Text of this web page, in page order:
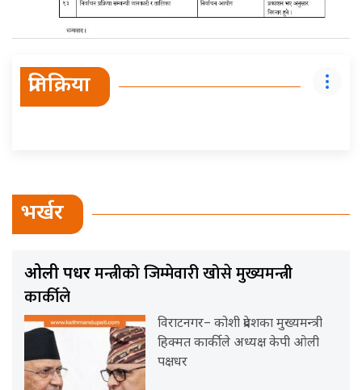
प्रतिक्रिया
भर्खर
ओली पक्षधरमन्त्रीको जिम्मेवारी खोसे मुख्यमन्त्री
कार्कीले
विराटनगर– कोशी प्रदेशका मुख्यमन्त्री
हिक्मत कार्कीले अध्यक्ष केपी ओली
पक्षधर